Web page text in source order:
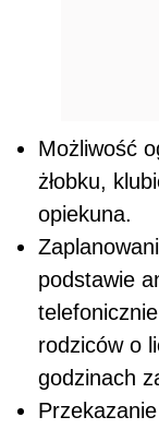
Możliwość
żłobku,
opiekuna.
podstawie
rodziców o
godzinach